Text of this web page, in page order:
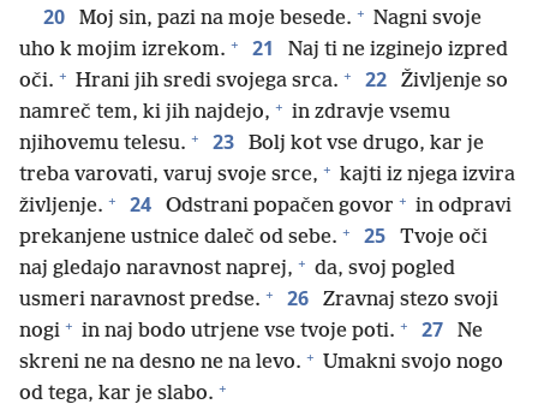
20 Moj sin, pazi na moje besede. + Nagni svoje
uho k mojim izrekom. + 21
Naj ti ne izginejo izpred
oči. + Hrani jih sredi svojega srca. + 22
Življenje so
namreč tem, ki jih najdejo, + in zdravje vsemu
njihovemu telesu. + 23
Bolj kot vse drugo, kar je
treba varovati, varuj svoje srce, + kajti iz njega izvira
življenje. + 24 Odstrani popačen govor + in odpravi
prekanjene ustnice daleč od sebe. + 25
Tvoje oči
naj gledajo naravnost naprej, + da, svoj pogled
usmeri naravnost predse. + 26
Zravnaj stezo svoji
nogi + in naj bodo utrjene vse tvoje poti. + 27
Ne
skreni ne na desno ne na levo. + Umakni svojo nogo
od tega, kar je slabo. +